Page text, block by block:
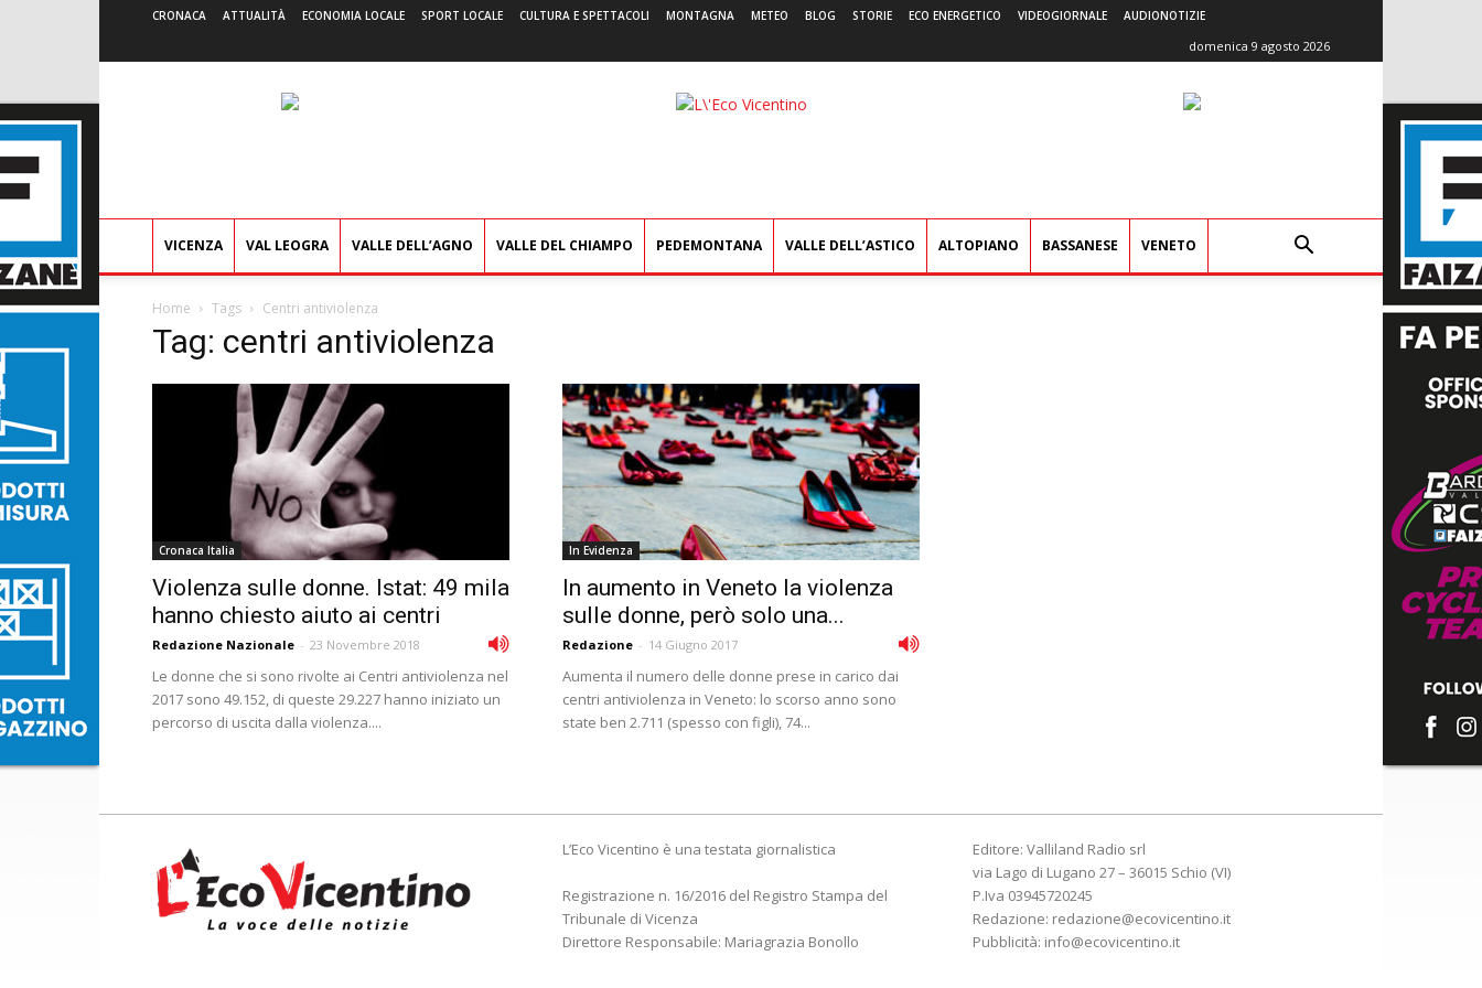
CRONACA ATTUALITÀ ECONOMIA LOCALE SPORT LOCALE CULTURA E SPETTACOLI MONTAGNA METEO BLOG STORIE ECO ENERGETICO VIDEOGIORNALE AUDIONOTIZIE
domenica 9 agosto 2026
L'Eco
VICENZA VAL LEOGRA VALLE DELL’AGNO VALLE DEL CHIAMPO PEDEMONTANA VALLE DELL’ASTICO ALTOPIANO BASSANESE VENETO
Home Tags Centri antiviolenza
Tag: centri antiviolenza
Cronaca Italia
Violenza sulle donne. Istat: 49 mila
hanno chiesto aiuto ai centri
Redazione Nazionale - 23 Novembre 2018
Le donne che si sono rivolte ai Centri antiviolenza nel
2017 sono 49.152, di queste 29.227 hanno iniziato un
percorso di uscita dalla violenza....
In Evidenza
In aumento in Veneto la violenza
sulle donne, però solo una...
Redazione - 14 Giugno 2017
Aumenta il numero delle donne prese in carico dai
centri antiviolenza in Veneto: lo scorso anno sono
state ben 2.711 (spesso con figli), 74...
L’Eco Vicentino è una testata giornalistica
Registrazione n. 16/2016 del Registro Stampa del
Tribunale di Vicenza
Direttore Responsabile: Mariagrazia Bonollo
Editore: Valliland Radio srl
via Lago di Lugano 27 – 36015 Schio (VI)
P.Iva 03945720245
Redazione: redazione@ecovicentino.it
Pubblicità: info@ecovicentino.it